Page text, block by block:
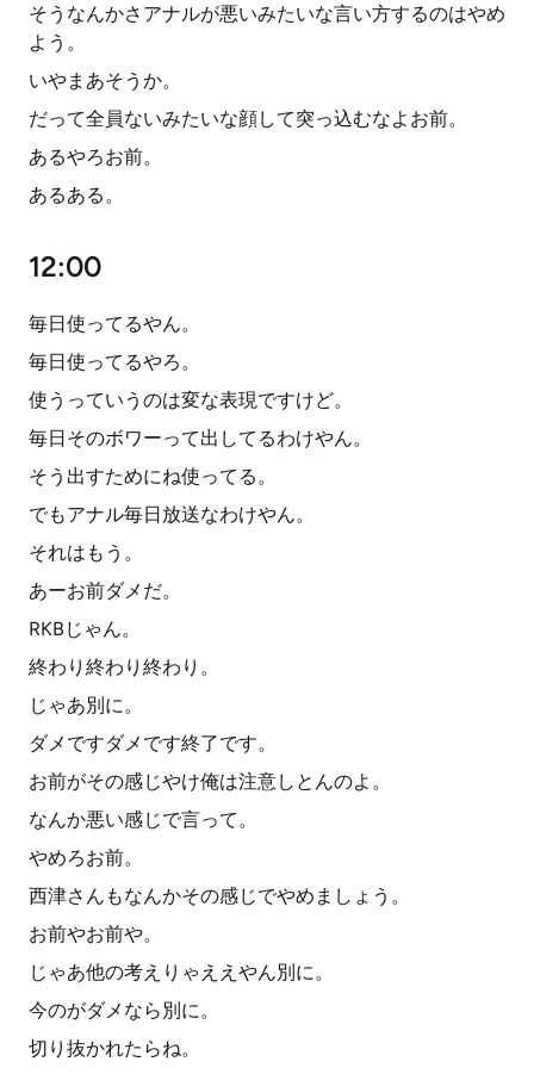
そうなんかさアナルが悪いみたいな言い方するのはやめ
よう。
いやまあそうか。
だって全員ないみたいな顔して突っ込むなよお前。
あるやろお前。
あるある。
12:00
毎日使ってるやん。
毎日使ってるやろ。
使うっていうのは変な表現ですけど。
毎日そのボワーって出してるわけやん。
そう出すためにね使ってる。
でもアナル毎日放送なわけやん。
それはもう。
あーお前ダメだ。
RKBじゃん。
終わり終わり終わり。
じゃあ別に。
ダメですダメです終了です。
お前がその感じやけ俺は注意しとんのよ。
なんか悪い感じで言って。
やめろお前。
西津さんもなんかその感じでやめましょう。
お前やお前や。
じゃあ他の考えりゃええやん別に。
今のがダメなら別に。
切り抜かれたらね。